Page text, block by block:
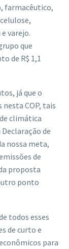
farmacêutico,
varejo.
que
de R$ 1,1
já que o
COP, tais
climática
de
nossa meta,
de
proposta
ponto
todos esses
de curto e
para